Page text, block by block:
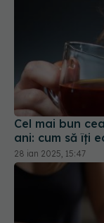
Cel mai bun
ani: cum să îți
28 ian 2025, 15:47